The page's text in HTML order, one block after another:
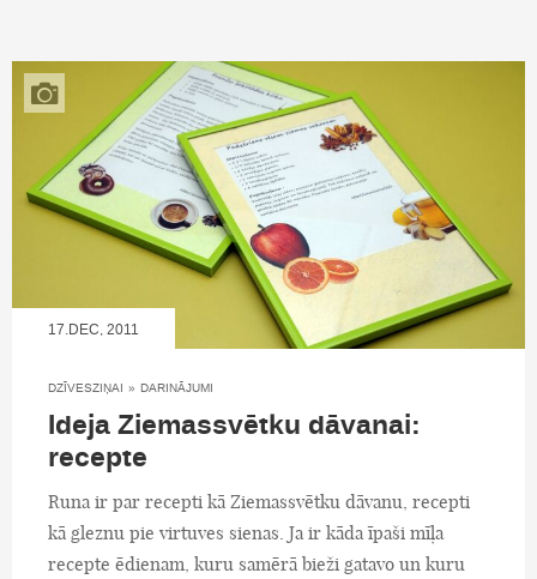
17.DEC, 2011
DZĪVESZIŅAI » DARINĀJUMI
Ideja Ziemassvētku dāvanai:
recepte
Runa ir par recepti kā Ziemassvētku dāvanu, recepti
kā gleznu pie virtuves sienas. Ja ir kāda īpaši mīļa
recepte ēdienam, kuru samērā bieži gatavo un kuru